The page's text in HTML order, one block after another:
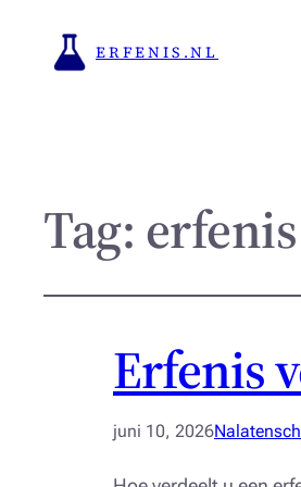
ERFENIS.NL
Tag:
Erfenis
juni 10, 2026